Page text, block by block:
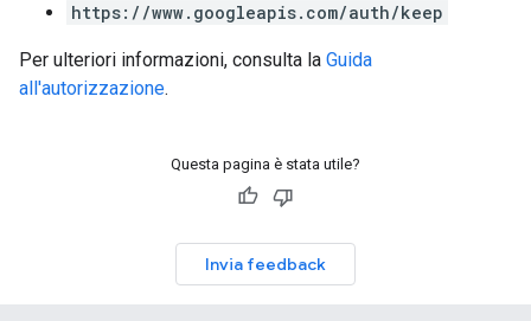
https://www.googleapis.com/auth/keep
Per ulteriori informazioni, consulta la Guida
all'autorizzazione.
Questa pagina è stata utile?
Invia feedback